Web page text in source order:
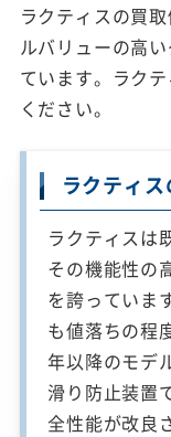
ラクティスの買
ルバリューの高
ています。ラク
ください。
ラクティ
ラクティスは
その機能性の
を誇っていま
も値落ちの程
年以降のモデ
滑り防止装置
全性能が改良